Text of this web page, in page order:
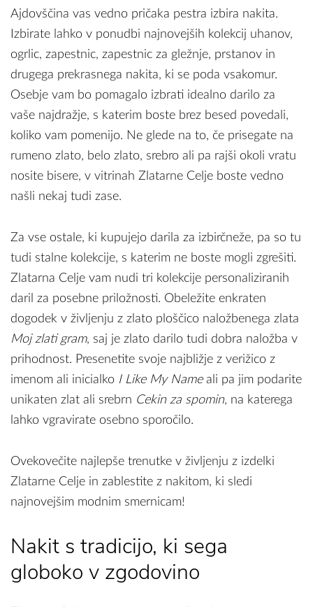
Ajdovščina vas vedno pričaka pestra izbira nakita.
Izbirate lahko v ponudbi najnovejših kolekcij uhanov,
ogrlic, zapestnic, zapestnic za gležnje, prstanov in
drugega prekrasnega nakita, ki se poda vsakomur.
Osebje vam bo pomagalo izbrati idealno darilo za
vaše najdražje, s katerim boste brez besed povedali,
koliko vam pomenijo. Ne glede na to, če prisegate na
rumeno zlato, belo zlato, srebro ali pa rajši okoli vratu
nosite bisere, v vitrinah Zlatarne Celje boste vedno
našli nekaj tudi zase.
Za vse ostale, ki kupujejo darila za izbirčneže, pa so tu
tudi stalne kolekcije, s katerim ne boste mogli zgrešiti.
Zlatarna Celje vam nudi tri kolekcije personaliziranih
daril za posebne priložnosti. Obeležite enkraten
dogodek v življenju z zlato ploščico naložbenega zlata
Moj zlati gram, saj je zlato darilo tudi dobra naložba v
prihodnost. Presenetite svoje najbližje z verižico z
imenom ali inicialko I Like My Nameali pa jim podarite
unikaten zlat ali srebrn Cekin za spomin, na katerega
lahko vgravirate osebno sporočilo.
Ovekovečite najlepše trenutke v življenju z izdelki
Zlatarne Celje in zablestite z nakitom, ki sledi
najnovejšim modnim smernicam!
Nakit s tradicijo, ki sega
globoko v zgodovino